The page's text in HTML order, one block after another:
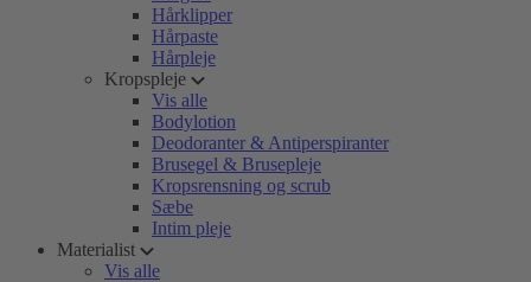
Hårklipper
Hårpaste
Hårpleje
Kropspleje
Vis alle
Bodylotion
Deodoranter & Antiperspiranter
Brusegel & Brusepleje
Kropsrensning og scrub
Sæbe
Intim pleje
Materialist
Vis alle